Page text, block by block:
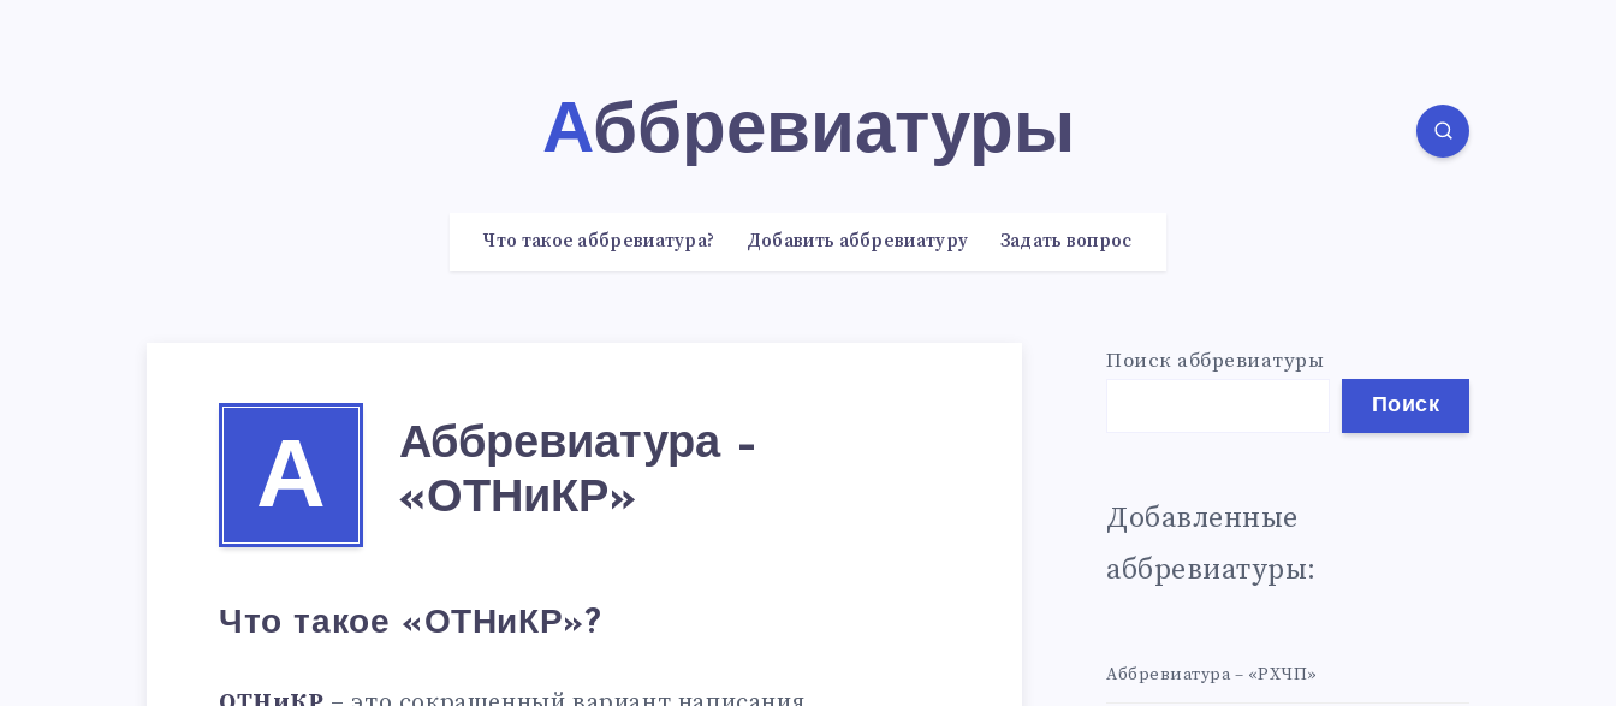
Аббревиатуры
Что такое аббревиатура? Добавить аббревиатуру Задать вопрос
А
Аббревиатура –
«ОТНиКР»
Что такое «ОТНиКР»?
Поиск аббревиатуры
Поиск
Добавленные
аббревиатуры:
Аббревиатура – «РХЧП»